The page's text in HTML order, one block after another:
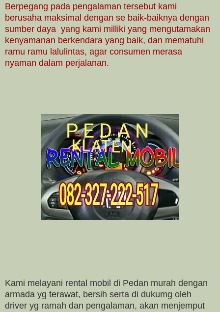
Berpegang pada pengalaman tersebut kami
berusaha maksimal dengan se baik-baiknya dengan
sumber daya yang kami milliki yang mengutamakan
kenyamanan berkendara yang baik, dan mematuhi
ramu ramu lalulintas, agar consumen merasa
nyaman dalam perjalanan.
Kami melayani rental mobil di Pedan murah dengan
armada yg terawat, bersih serta di dukumg oleh
driver yg ramah dan pengalaman, akan menjemput